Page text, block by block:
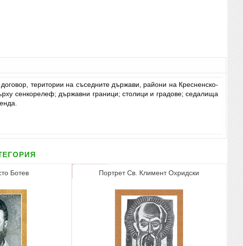
територии на съседните държави, райони на Кресненско-
сенкорелеф; държавни граници; столици и градове; седалища
Ботев Портрет Св. Климент Охридски